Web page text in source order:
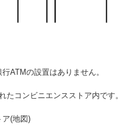
ATMの設置はありません。
たコンビニエンスストア内です。
ア(地図)